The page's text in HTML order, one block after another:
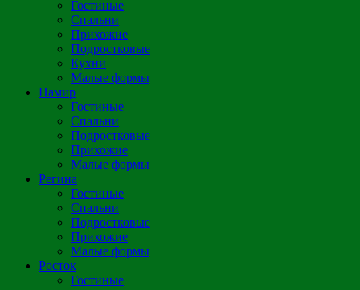
Гостиные
Спальни
Прихожие
Подростковые
Кухни
Малые формы
Памир
Гостиные
Спальни
Подростковые
Прихожие
Малые формы
Регина
Гостиные
Спальни
Подростковые
Прихожие
Малые формы
Росток
Гостиные